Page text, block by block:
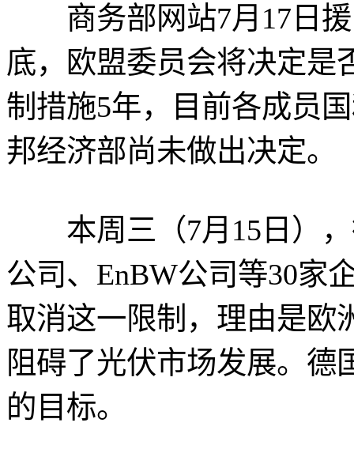
商务部网站7月17日援
底，欧盟委员会将决定是
制措施5年，目前各成员
邦经济部尚未做出决定。
本周三（7月15日），
公司、EnBW公司等30家
取消这一限制，理由是欧
阻碍了光伏市场发展。德
的目标。